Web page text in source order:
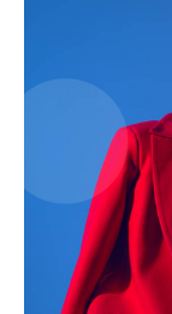
마이페이지
광고 및 제휴문의
구독자 의견
개인정보취급방침
청소년보호정책